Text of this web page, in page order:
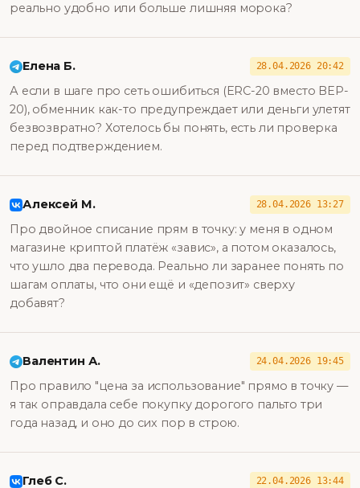
реально удобно или больше лишняя морока?
Елена Б. 28.04.2026 20:42
А если в шаге про сеть ошибиться (ERC-20 вместо BEP-
20), обменник как-то предупреждает или деньги улетят
безвозвратно? Хотелось бы понять, есть ли проверка
перед подтверждением.
Алексей М. 28.04.2026 13:27
Про двойное списание прям в точку: у меня в одном
магазине криптой платёж «завис», а потом оказалось,
что ушло два перевода. Реально ли заранее понять по
шагам оплаты, что они ещё и «депозит» сверху
добавят?
Валентин А. 24.04.2026 19:45
Про правило "цена за использование" прямо в точку —
я так оправдала себе покупку дорогого пальто три
года назад, и оно до сих пор в строю.
Глеб С. 22.04.2026 13:44